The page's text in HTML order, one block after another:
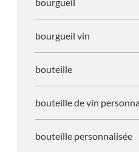
bourgueil vin
bouteille
bouteille de vin
bouteille personnalisée